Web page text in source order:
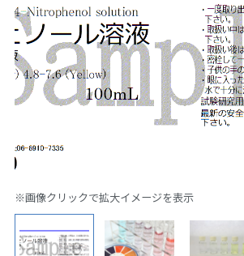
※画像クリックで拡大イメージを表示